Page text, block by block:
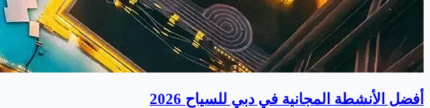
أفضل الأنشطة المجانية في دبي للسياح 2026